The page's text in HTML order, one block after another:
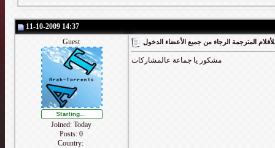
11-10-2009 14:37
Guest
Joined: Today
Posts: 0
Country:
المترجمة الرجاء من جميع الأعضاء الدخول
مشكور يا جماعة عالمشاركات